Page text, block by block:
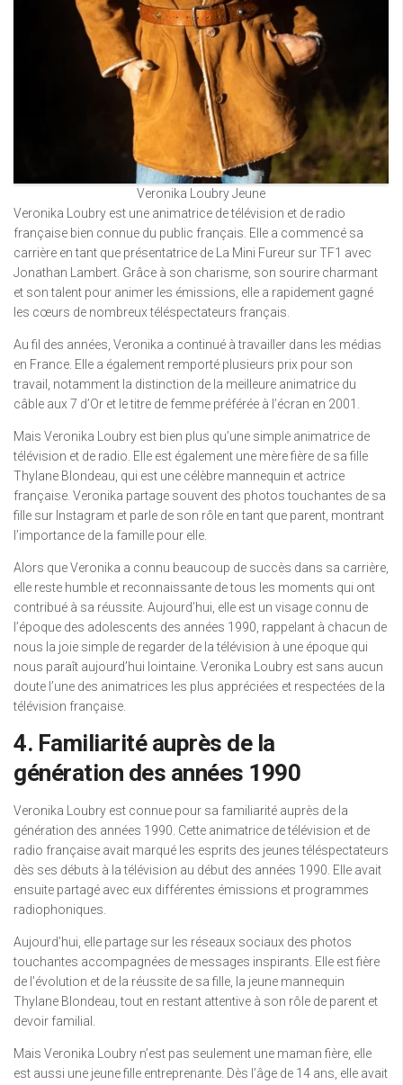
Veronika Loubry Jeune
Veronika Loubry est une animatrice de télévision et de radio
française bien connue du public français. Elle a commencé sa
carrière en tant que présentatrice de La Mini Fureur sur TF1 avec
Jonathan Lambert. Grâce à son charisme, son sourire charmant
et son talent pour animer les émissions, elle a rapidement gagné
les cœurs de nombreux téléspectateurs français.
Au fil des années, Veronika a continué à travailler dans les médias
en France. Elle a également remporté plusieurs prix pour son
travail, notamment la distinction de la meilleure animatrice du
câble aux 7 d’Or et le titre de femme préférée à l’écran en 2001.
Mais Veronika Loubry est bien plus qu’une simple animatrice de
télévision et de radio. Elle est également une mère fière de sa fille
Thylane Blondeau, qui est une célèbre mannequin et actrice
française. Veronika partage souvent des photos touchantes de sa
fille sur Instagram et parle de son rôle en tant que parent, montrant
l’importance de la famille pour elle.
Alors que Veronika a connu beaucoup de succès dans sa carrière,
elle reste humble et reconnaissante de tous les moments qui ont
contribué à sa réussite. Aujourd’hui, elle est un visage connu de
l’époque des adolescents des années 1990, rappelant à chacun de
nous la joie simple de regarder de la télévision à une époque qui
nous paraît aujourd’hui lointaine. Veronika Loubry est sans aucun
doute l’une des animatrices les plus appréciées et respectées de la
télévision française.
4. Familiarité auprès de la
génération des années 1990
Veronika Loubry est connue pour sa familiarité auprès de la
génération des années 1990. Cette animatrice de télévision et de
radio française avait marqué les esprits des jeunes téléspectateurs
dès ses débuts à la télévision au début des années 1990. Elle avait
ensuite partagé avec eux différentes émissions et programmes
radiophoniques.
Aujourd’hui, elle partage sur les réseaux sociaux des photos
touchantes accompagnées de messages inspirants. Elle est fière
de l’évolution et de la réussite de sa fille, la jeune mannequin
Thylane Blondeau, tout en restant attentive à son rôle de parent et
devoir familial.
Mais Veronika Loubry n’est pas seulement une maman fière, elle
est aussi une jeune fille entreprenante. Dès l’âge de 14 ans, elle avait